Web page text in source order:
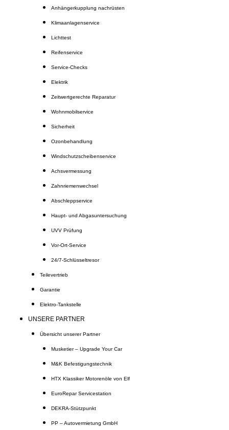
Anhängerkupplung nachrüsten
Klimaanlagenservice
Lichttest
Reifenservice
Service-Checks
Elektrik
Zeitwertgerechte Reparatur
Wohnmobilservice
Sicherheit
Ozonbehandlung
Windschutzscheibenservice
Achsvermessung
Zahnriemenwechsel
Abschleppservice
Haupt- und Abgasuntersuchung
UVV Prüfung
Vor-Ort-Service
24/7-Schlüsseltresor
Teilevertrieb
Garantie
Elektro-Tankstelle
UNSERE PARTNER
Übersicht unserer Partner
Musketier – Upgrade Your Car
M&K Befestigungstechnik
HTX Klassiker Motorenöle von Elf
EuroRepar Servicestation
DEKRA-Stützpunkt
PP – Autovermietung GmbH